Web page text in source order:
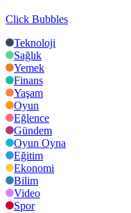
Click Bubbles
Teknoloji
Sağlık
Yemek
Finans
Yaşam
Oyun
Eğlence
Gündem
Oyun Oyna
Eğitim
Ekonomi
Bilim
Video
Spor